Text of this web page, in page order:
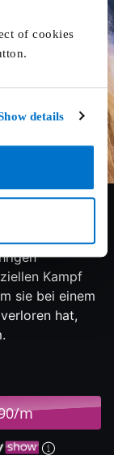
of cookies
details
Thriller
Kampf
sie bei einem
hat,
m